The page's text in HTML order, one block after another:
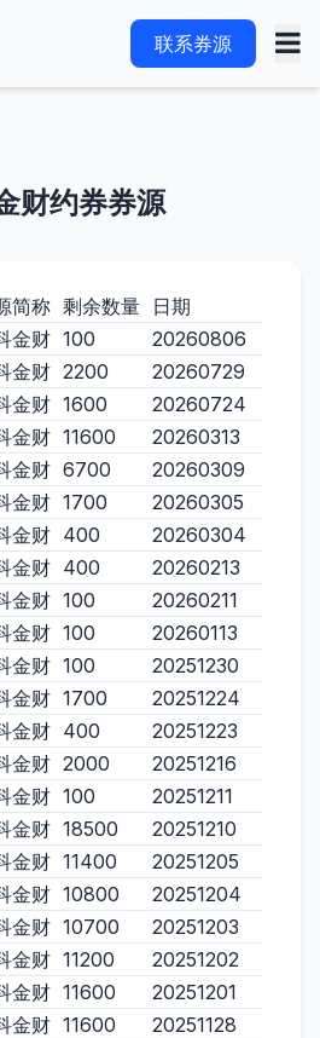
联系券源
财约券券源
简称 剩余数量 日期
金财 100
20260806
金财 2200
20260729
金财 1600
20260724
金财 11600
20260313
金财 6700
20260309
金财 1700
20260305
金财 400
20260304
金财 400
20260213
金财 100
20260211
金财 100
20260113
金财 100
20251230
金财 1700
20251224
金财 400
20251223
金财 2000
20251216
金财 100
20251211
金财 18500
20251210
金财 11400
20251205
金财 10800
20251204
金财 10700
20251203
金财 11200
20251202
金财 11600
20251201
金财 11600
20251128